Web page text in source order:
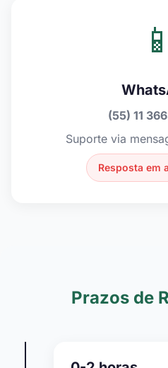
📱
(55) 11
Suporte via
Resposta em
Prazos de